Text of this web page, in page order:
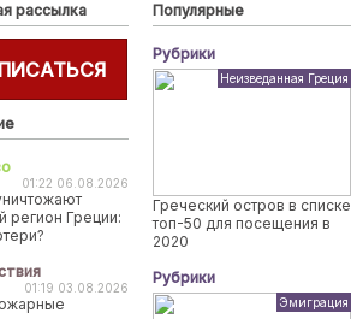
рассылка
01:22 06.08.2026
регион Греции:
01:19 03.08.2026
Популярные
Рубрики
Неизведанная Греция
Греческий остров в списке
топ-50 для посещения в
2020
Рубрики
Эмиграция